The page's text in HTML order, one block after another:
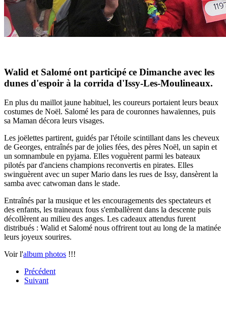
Walid et Salomé ont participé ce Dimanche avec les
dunes d'espoir à la corrida d'Issy-Les-Moulineaux.
En plus du maillot jaune habituel, les coureurs portaient leurs beaux
costumes de Noël. Salomé les para de couronnes hawaïennes, puis
sa Maman décora leurs visages.
Les joëlettes partirent, guidés par l'étoile scintillant dans les cheveux
de Georges, entraînés par de jolies fées, des pères Noël, un sapin et
un somnambule en pyjama. Elles voguèrent parmi les bateaux
pilotés par d'anciens champions reconvertis en pirates. Elles
swinguèrent avec un super Mario dans les rues de Issy, dansèrent la
samba avec catwoman dans le stade.
Entraînés par la musique et les encouragements des spectateurs et
des enfants, les traineaux fous s'emballèrent dans la descente puis
décollèrent au milieu des anges. Les cadeaux attendus furent
distribués : Walid et Salomé nous offrirent tout au long de la matinée
leurs joyeux sourires.
Voir l'album photos !!!
Précédent
Suivant